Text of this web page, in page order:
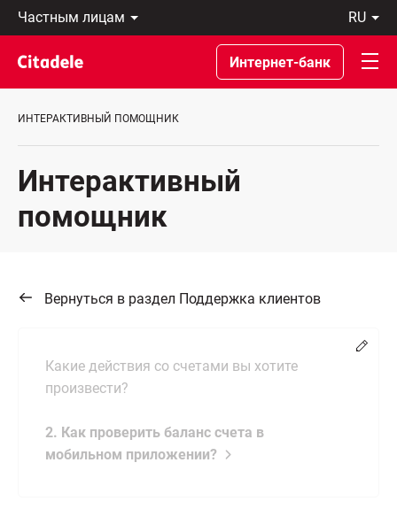
Частным
лицам
Предприятиям
Private
Banking
банке
ru
Latviski
По-
русски
In
Интернет-банк
ИНТЕРАКТИВНЫЙ ПОМОЩНИК
Интерактивный
помощник
Вернуться в раздел Поддержка клиентов
Какие действия со счетами вы хотите
произвести?
2. Как проверить баланс счета в
мобильном приложении?